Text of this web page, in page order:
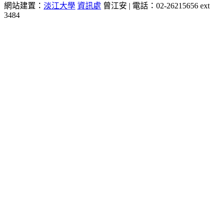
網站建置： 淡江大學 資訊處 曾江安 | 電話：02-26215656 ext
3484